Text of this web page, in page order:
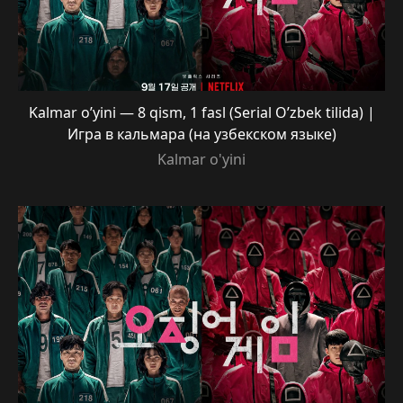
Kalmar o’yini — 8 qism, 1 fasl (Serial O’zbek tilida) |
Игра в кальмара (на узбекском языке)
Kalmar o'yini